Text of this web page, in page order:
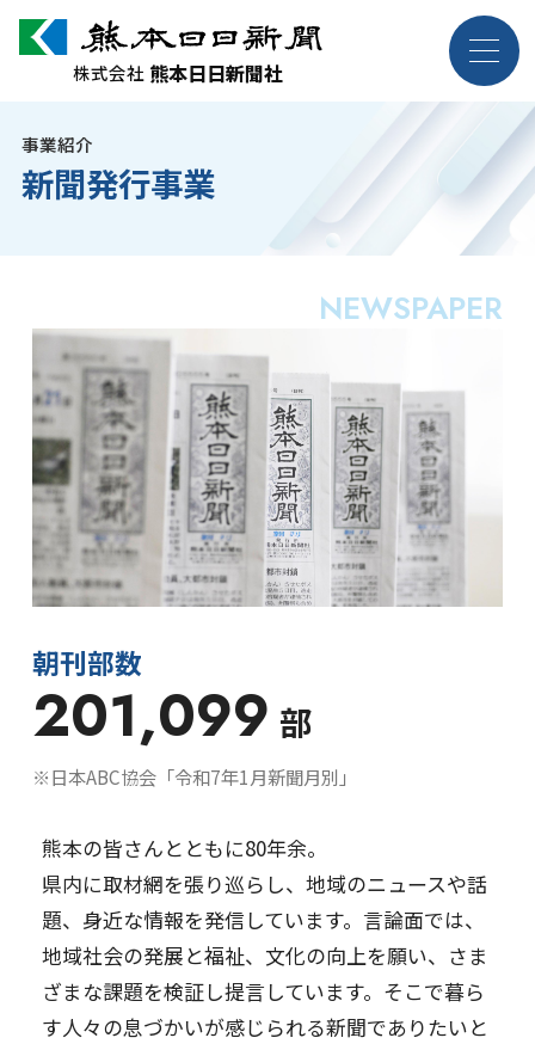
株式会社 熊本日日新聞社
事業紹介
新聞発行事業
NEWSPAPER
朝刊部数
201,099 部
※日本ABC協会「令和7年1月新聞月別」
熊本の皆さんとともに80年余。
県内に取材網を張り巡らし、地域のニュースや話
題、身近な情報を発信しています。言論面では、
地域社会の発展と福祉、文化の向上を願い、さま
ざまな課題を検証し提言しています。そこで暮ら
す人々の息づかいが感じられる新聞でありたいと
株式会社 熊本日日新聞社
企業情報
採用案内
お問い合わせ
ニュース・トピックス
各種規約・ポリシー
プライバシーポリシー
情報セキュリティ基本方
針
サイトポリシー
著作物の利用について
に対する基本方針